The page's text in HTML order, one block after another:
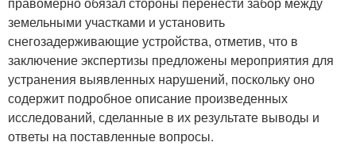
земельными участками и установить
снегозадерживающие устройства, отметив, что в
заключение экспертизы предложены мероприятия для
устранения выявленных нарушений, поскольку оно
содержит подробное описание произведенных
исследований, сделанные в их результате выводы и
ответы на поставленные вопросы.